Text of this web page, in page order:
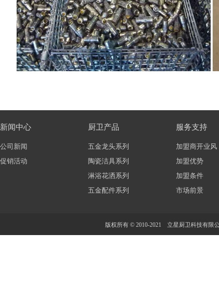
新闻中心
公司新闻
促销活动
厨卫产品
五金龙头系列
陶瓷洁具系列
淋浴花洒系列
五金配件系列
服务支持
加盟商开业风
加盟优势
加盟条件
市场前景
版权所有 © 2010-2021 立星厨卫科技有